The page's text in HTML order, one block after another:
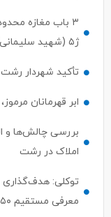
۳ باب مغازه
ژ۵ (شهید سلیمانی) به زودی افتتاح می‌شود
تأکید شهردار
ابر قهرمانان
بررسی چالش‌ها و
املاک در رشت
معرفی مستقیم ۵۰ نفر برتر به بازار کار